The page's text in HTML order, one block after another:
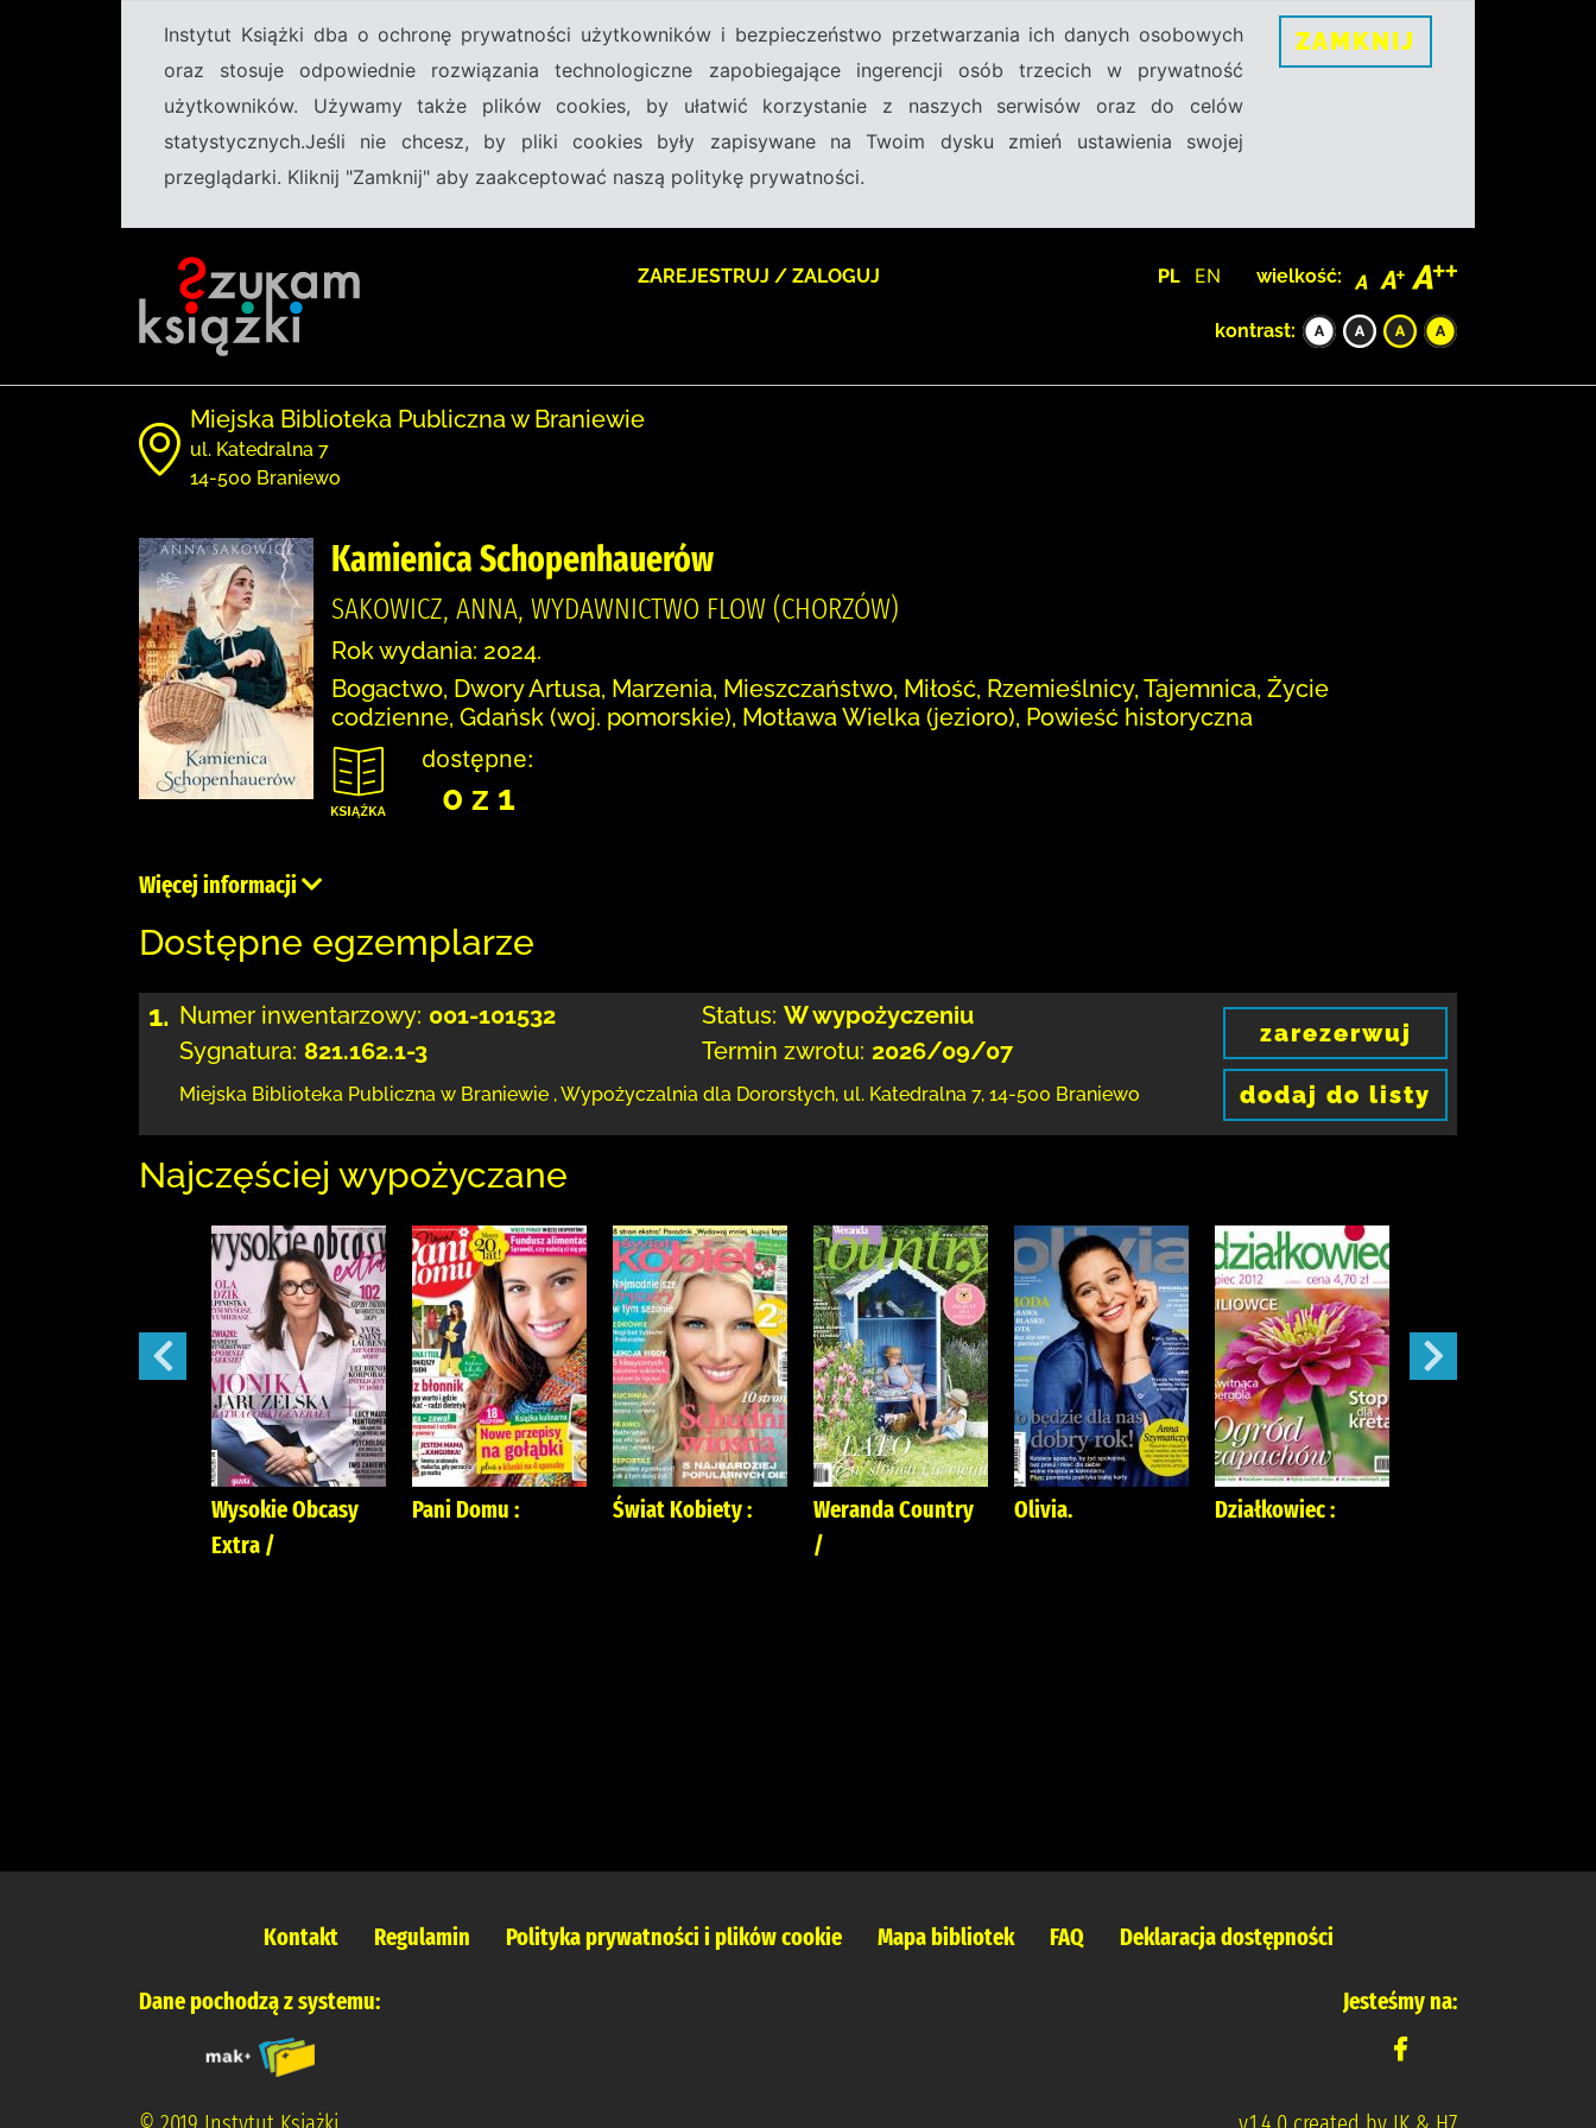
Instytut Książki dba o ochronę prywatności użytkowników i bezpieczeństwo przetwarzania ich danych osobowych
oraz stosuje odpowiednie rozwiązania technologiczne zapobiegające ingerencji osób trzecich w prywatność
użytkowników. Używamy także plików cookies, by ułatwić korzystanie z naszych serwisów oraz do celów
statystycznych.Jeśli nie chcesz, by pliki cookies były zapisywane na Twoim dysku zmień ustawienia swojej
przeglądarki. Kliknij "Zamknij" aby zaakceptować naszą politykę prywatności.
ZAMKNIJ
ZAREJESTRUJ / ZALOGUJ PL EN wielkość:
kontrast:
Miejska Biblioteka Publiczna w Braniewie
ul. Katedralna 7
14-500 Braniewo
Kamienica Schopenhauerów
SAKOWICZ, ANNA, WYDAWNICTWO FLOW (CHORZÓW)
Rok wydania: 2024.
Bogactwo, Dwory Artusa, Marzenia, Mieszczaństwo, Miłość, Rzemieślnicy, Tajemnica, Życie
codzienne, Gdańsk (woj. pomorskie), Motława Wielka (jezioro), Powieść historyczna
dostępne:
0 z 1
Więcej informacji
Dostępne egzemplarze
1. Numer inwentarzowy: 001-101532
Sygnatura: 821.162.1-3
Status: W wypożyczeniu
Termin zwrotu: 2026/09/07
Miejska Biblioteka Publiczna w Braniewie ,Wypożyczalnia dla Dororsłych, ul. Katedralna 7, 14-500 Braniewo
zarezerwuj
dodaj do listy
Najczęściej wypożyczane
Wysokie Obcasy
Extra /
Pani Domu : Świat Kobiety :
Weranda Country
/
Olivia. Działkowiec :
Kontakt Regulamin Polityka prywatności i plików cookie Mapa bibliotek FAQ Deklaracja dostępności
Dane pochodzą z systemu: Jesteśmy na: